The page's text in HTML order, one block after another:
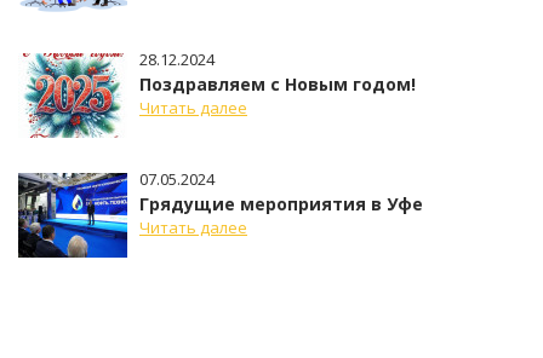
28.12.2024
Поздравляем с Новым годом!
Читать далее
07.05.2024
Грядущие мероприятия в Уфе
Читать далее